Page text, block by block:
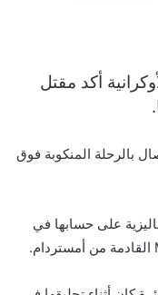
أكد مقتل
بالرحلة المنكوبة فوق
على حسابها في